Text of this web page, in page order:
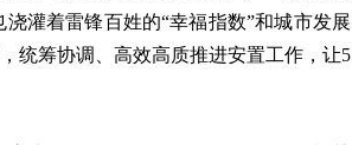
灌着雷锋百姓的“幸福指数”和城市发展
统筹协调、高效高质推进安置工作，让5